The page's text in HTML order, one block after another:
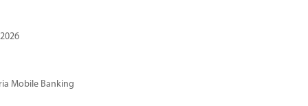
Mobile Banking